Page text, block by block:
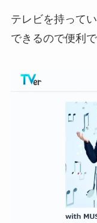
テレビを持って
できるので便利で